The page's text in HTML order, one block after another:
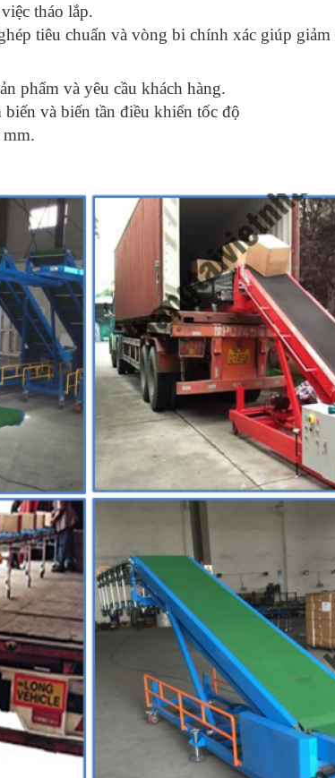
tháo lắp.
tiêu chuẩn và vòng bi chính xác giúp
phẩm và yêu cầu khách hàng.
và biến tần điều khiển tốc độ